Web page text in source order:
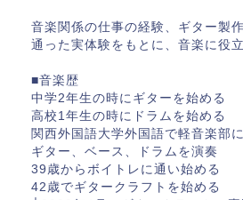
音楽関係の仕事の経験、ギター製
通った実体験をもとに、音楽に役
■音楽歴
中学2年生の時にギターを始める
高校1年生の時にドラムを始める
関西外国語大学外国語で軽音楽部
ギター、ベース、ドラムを演奏
39歳からボイトレに通い始める
42歳でギタークラフトを始める